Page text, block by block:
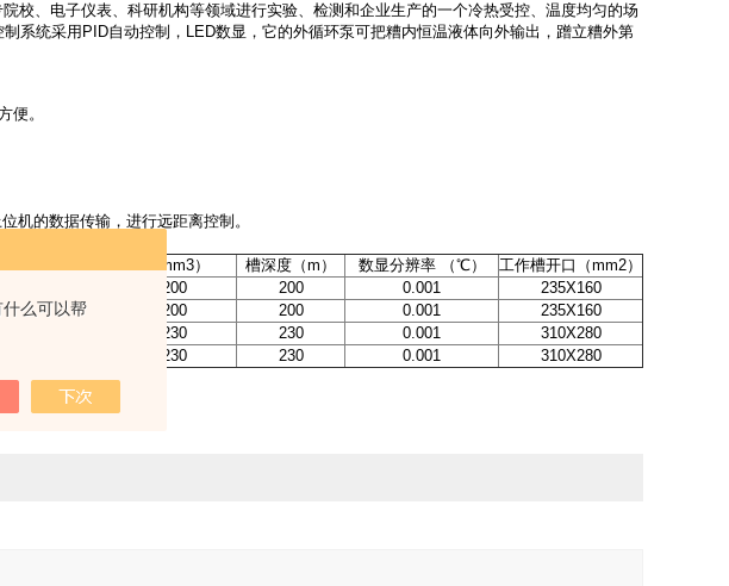
么可以帮
校、电子仪表、科研机构等领域进行实验、检测和企业生产的一个冷热受控、温度均匀的场
系统采用PID自动控制，LED数显，它的外循环泵可把糟内恒温液体向外输出，蹭立糟外第
便。
机的数据传输，进行远距离控制。
工作槽容积（mm3） 槽深度（m） 数显分辨率 （℃）
工作槽开口（mm2）
300X250X200 200 0.001
235X160
300X250X200 200 0.001
235X160
400X330X230 230 0.001
310X280
400X330X230 230 0.001 310X280